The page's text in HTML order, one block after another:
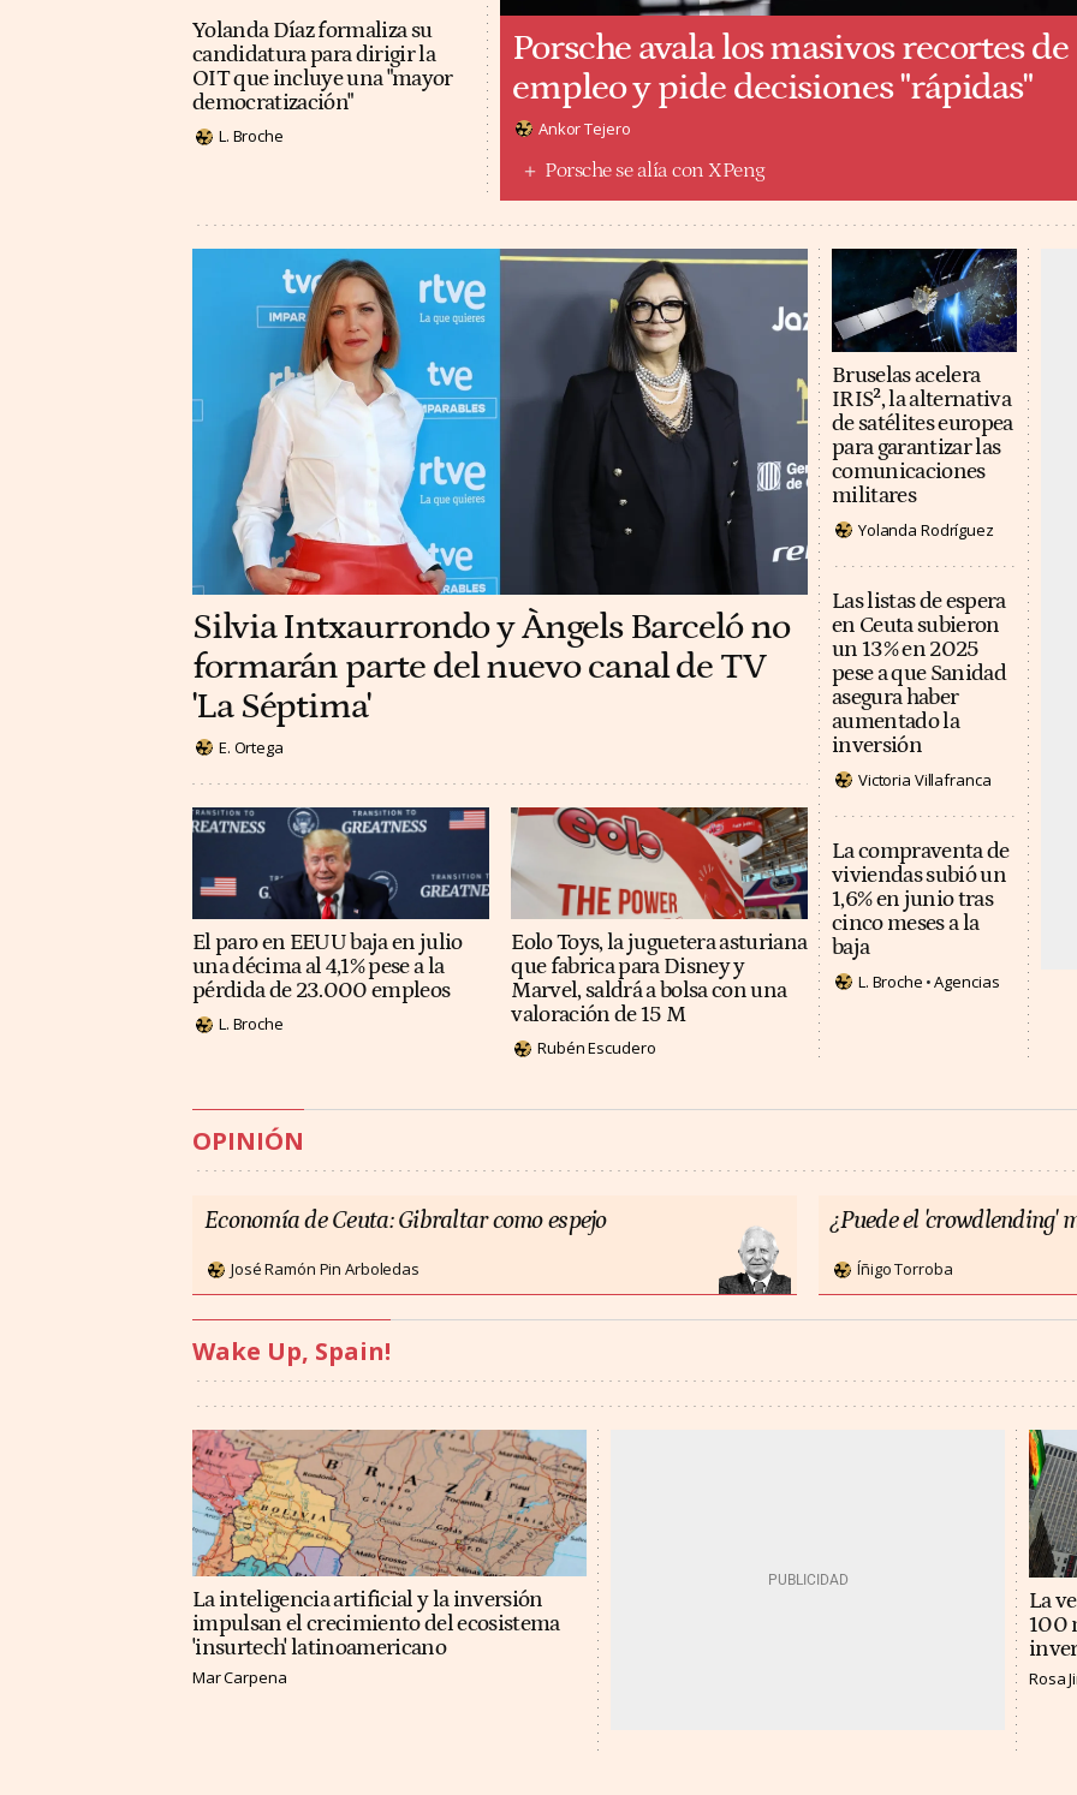
Yolanda Díaz formaliza su
candidatura para dirigir la
OIT que incluye una "mayor
democratización"
L. Broche
Porsche avala los masivos recortes de
empleo y pide decisiones "rápidas"
Ankor Tejero
Porsche se alía con XPeng
Silvia Intxaurrondo y Àngels Barceló no
formarán parte del nuevo canal de TV
'La Séptima'
E. Ortega
El paro en EEUU baja en julio
una décima al 4,1% pese a la
pérdida de 23.000 empleos
L. Broche
Eolo Toys, la juguetera asturiana
que fabrica para Disney y
Marvel, saldrá a bolsa con una
valoración de 15 M
Rubén Escudero
Bruselas acelera
IRIS², la alternativa
de satélites europea
para garantizar las
comunicaciones
militares
Yolanda Rodríguez
Las listas de espera
en Ceuta subieron
un 13% en 2025
pese a que Sanidad
asegura haber
aumentado la
inversión
Victoria Villafranca
La compraventa de
viviendas subió un
1,6% en junio tras
cinco meses a la
baja
L. Broche Agencias
OPINIÓN
Economía de Ceuta: Gibraltar como espejo
José Ramón Pin Arboledas
¿Puede el 'crowdlending'
Íñigo Torroba
Wake Up, Spain!
La inteligencia artificial y la inversión
impulsan el crecimiento del ecosistema
'insurtech' latinoamericano
Mar Carpena
La
100
Rosa